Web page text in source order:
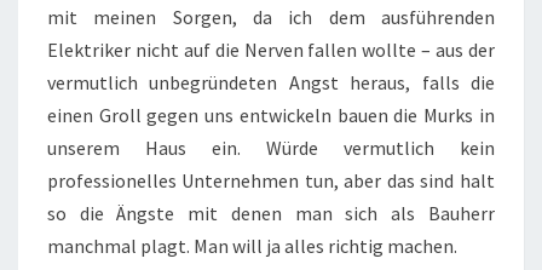
mit meinen Sorgen, da ich dem ausführenden
Elektriker nicht auf die Nerven fallen wollte – aus der
vermutlich unbegründeten Angst heraus, falls die
einen Groll gegen uns entwickeln bauen die Murks in
unserem Haus ein. Würde vermutlich kein
professionelles Unternehmen tun, aber das sind halt
so die Ängste mit denen man sich als Bauherr
manchmal plagt. Man will ja alles richtig machen.